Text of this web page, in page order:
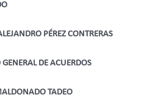
PÉREZ CONTRERAS
GENERAL DE ACUERDOS
TADEO